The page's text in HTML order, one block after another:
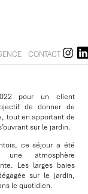
CONTACT
pour un client
de donner de
tout en apportant de
sur le jardin.
ce séjour a été
atmosphère
Les larges baies
sur le jardin,
le quotidien.